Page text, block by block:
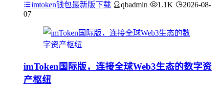
imtoken钱包最新版下载 qbadmin 1.1K
2026-08-
07
imToken国际版，连接全球Web3生态的数字资
产枢纽